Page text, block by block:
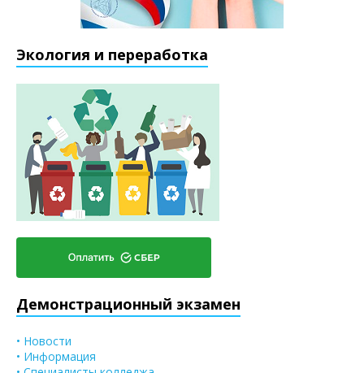
Экология и переработка
Демонстрационный экзамен
• Новости
• Информация